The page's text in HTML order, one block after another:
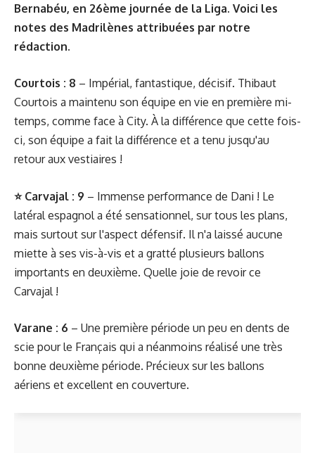
Bernabéu, en 26ème journée de la Liga. Voici les
notes des Madrilènes attribuées par notre
rédaction.
Courtois : 8 – Impérial, fantastique, décisif. Thibaut
Courtois a maintenu son équipe en vie en première mi-
temps, comme face à City. À la différence que cette fois-
ci, son équipe a fait la différence et a tenu jusqu'au
retour aux vestiaires !
⭐ Carvajal : 9 – Immense performance de Dani ! Le
latéral espagnol a été sensationnel, sur tous les plans,
mais surtout sur l'aspect défensif. Il n'a laissé aucune
miette à ses vis-à-vis et a gratté plusieurs ballons
importants en deuxième. Quelle joie de revoir ce
Carvajal !
Varane : 6 – Une première période un peu en dents de
scie pour le Français qui a néanmoins réalisé une très
bonne deuxième période. Précieux sur les ballons
aériens et excellent en couverture.